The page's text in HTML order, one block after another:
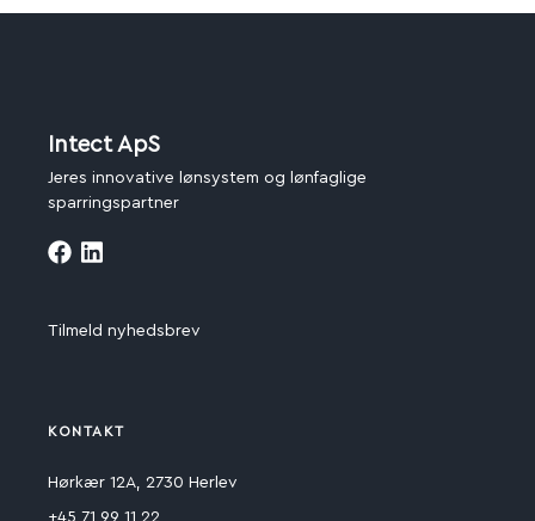
Intect ApS
Jeres innovative lønsystem og lønfaglige
sparringspartner
Tilmeld nyhedsbrev
KONTAKT
Hørkær 12A, 2730 Herlev
+45 71 99 11 22